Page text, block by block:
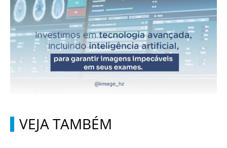
VEJA TAMBÉM